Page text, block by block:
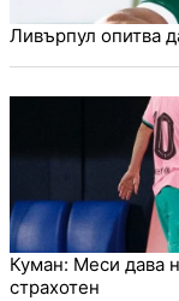
Ливърпул опитва
Куман: Меси дава
страхотен